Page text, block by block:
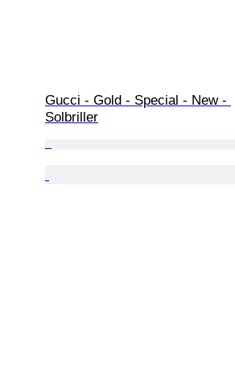
Gucci - Gold - Special - New -
Solbriller